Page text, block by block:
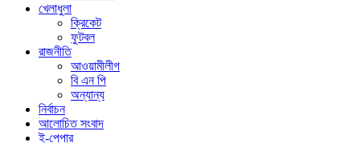
খেলাধুলা
ক্রিকেট
ফুটবল
রাজনীতি
আওয়ামীলীগ
বি এন পি
অন্যান্য
নির্বাচন
আলোচিত সংবাদ
ই-পেপার